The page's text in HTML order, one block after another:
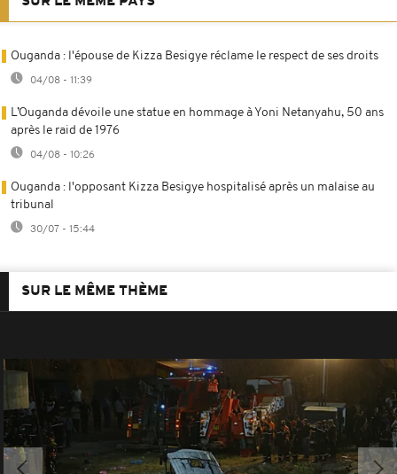
Ouganda : l'épouse de Kizza Besigye réclame le respect de ses droits
04/08 - 11:39
L’Ouganda dévoile une statue en hommage à Yoni Netanyahu, 50 ans
après le raid de 1976
04/08 - 10:26
Ouganda : l'opposant Kizza Besigye hospitalisé après un malaise au
tribunal
30/07 - 15:44
SUR LE MÊME THÈME